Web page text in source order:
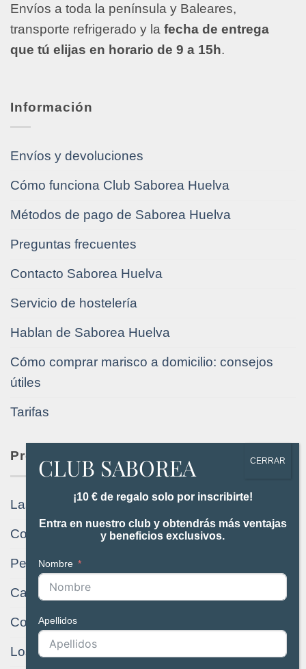
Envíos a toda la península y Baleares,
transporte refrigerado y la fecha de entrega
que tú elijas en horario de 9 a 15h.
Información
Envíos y devoluciones
Cómo funciona Club Saborea Huelva
Métodos de pago de Saborea Huelva
Preguntas frecuentes
Contacto Saborea Huelva
Servicio de hostelería
Hablan de Saborea Huelva
Cómo comprar marisco a domicilio: consejos
útiles
Tarifas
Productos de Huelva online
Las recetas de Saboreahuelva.com
Comprar marisco a domicilio
Pescado fresco de Huelva a domicilio
Carne ibérica de la Sierra de Huelva
Comprar Coquinas, Pulpo, Choco a domicilio
Los mejores vinos de Huelva
¡10 € de regalo solo por inscribirte!
Entra en nuestro club y obtendrás más ventajas
y beneficios exclusivos.
Nombre
Apellidos